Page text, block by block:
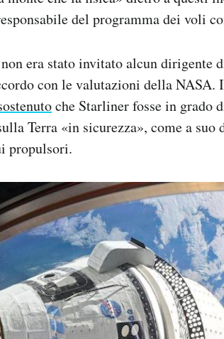
del programma dei voli
era stato invitato alcun dirigente
con le valutazioni della
che Starliner fosse in grado
Terra «in sicurezza», come a suo
propulsori.